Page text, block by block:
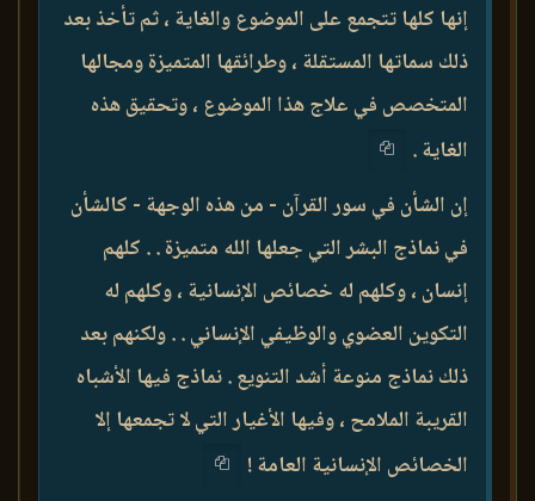
إنها كلها تتجمع على الموضوع والغاية ، ثم تأخذ بعد
ذلك سماتها المستقلة ، وطرائقها المتميزة ومجالها
المتخصص في علاج هذا الموضوع ، وتحقيق هذه
الغاية .
إن الشأن في سور القرآن - من هذه الوجهة - كالشأن
في نماذج البشر التي جعلها الله متميزة . . كلهم
إنسان ، وكلهم له خصائص الإنسانية ، وكلهم له
التكوين العضوي والوظيفي الإنساني . . ولكنهم بعد
ذلك نماذج منوعة أشد التنويع . نماذج فيها الأشباه
القريبة الملامح ، وفيها الأغيار التي لا تجمعها إلا
الخصائص الإنسانية العامة !